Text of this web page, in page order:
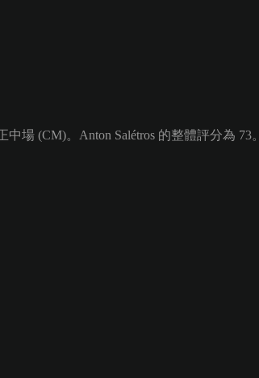
場 (CM)。Anton Salétros 的整體評分為 73。